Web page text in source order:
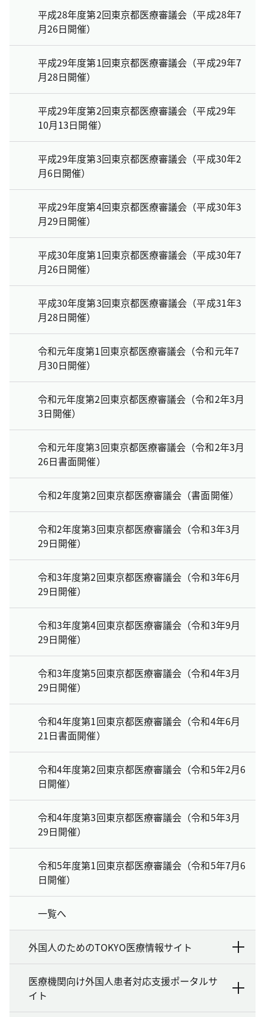
平成28年度第2回東京都医療審議会（平成28年7
月26日開催）
平成29年度第1回東京都医療審議会（平成29年7
月28日開催）
平成29年度第2回東京都医療審議会（平成29年
10月13日開催）
平成29年度第3回東京都医療審議会（平成30年2
月6日開催）
平成29年度第4回東京都医療審議会（平成30年3
月29日開催）
平成30年度第1回東京都医療審議会（平成30年7
月26日開催）
平成30年度第3回東京都医療審議会（平成31年3
月28日開催）
令和元年度第1回東京都医療審議会（令和元年7
月30日開催）
令和元年度第2回東京都医療審議会（令和2年3月
3日開催）
令和元年度第3回東京都医療審議会（令和2年3月
26日書面開催）
令和2年度第2回東京都医療審議会（書面開催）
令和2年度第3回東京都医療審議会（令和3年3月
29日開催）
令和3年度第2回東京都医療審議会（令和3年6月
29日開催）
令和3年度第4回東京都医療審議会（令和3年9月
29日開催）
令和3年度第5回東京都医療審議会（令和4年3月
29日開催）
令和4年度第1回東京都医療審議会（令和4年6月
21日書面開催）
令和4年度第2回東京都医療審議会（令和5年2月6
日開催）
令和4年度第3回東京都医療審議会（令和5年3月
29日開催）
令和5年度第1回東京都医療審議会（令和5年7月6
日開催）
一覧へ
外国人のためのTOKYO医療情報サイト
医療機関向け外国人患者対応支援ポータルサ
イト